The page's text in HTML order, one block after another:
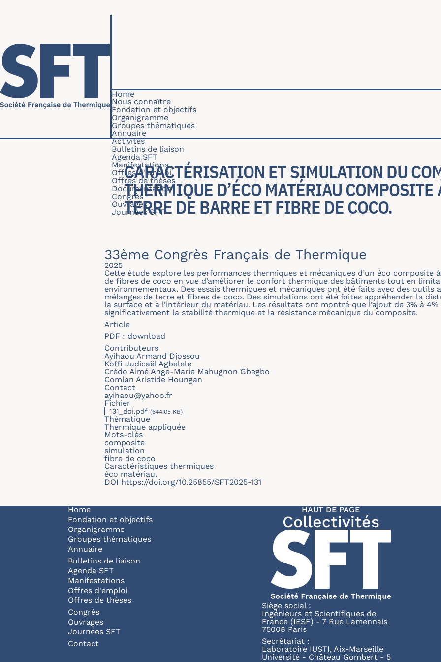
Navigation principale
Home
Nous connaître
Fondation et objectifs
Organigramme
Groupes thématiques
Annuaire
Activités
Bulletins de liaison
Agenda SFT
Manifestations
Offres d'emploi
Offres de thèses
Documentation
Congrès
Ouvrages
Journées SFT
CARACTÉRISATION ET SIMULATION DU
THERMIQUE D’ÉCO MATÉRIAU COMPOSITE
TERRE DE BARRE ET FIBRE DE COCO.
33ème Congrès Français de Thermique
2025
Cette étude explore les performances thermiques et mécaniques d’un éco composite
de fibres de coco en vue d’améliorer le confort thermique des bâtiments tout en
environnementaux. Des essais thermiques et mécaniques ont été faits avec des outils
mélanges de terre et fibres de coco. Des simulations ont été faites appréhender la
la surface et à l’intérieur du matériau. Les résultats ont montré que l’ajout de 3% à
significativement la stabilité thermique et la résistance mécanique du composite.
Article
PDF : download
Contributeurs
Ayihaou Armand Djossou
Koffi Judicaël Agbelele
Crédo Aimé Ange-Marie Mahugnon Gbegbo
Comlan Aristide Houngan
Contact
ayihaou@yahoo.fr
Fichier
131_doi.pdf (644.05 KB)
Thématique
Thermique appliquée
Mots-clés
composite
simulation
fibre de coco
Caractéristiques thermiques
éco matériau.
DOI https://doi.org/10.25855/SFT2025-131
Navigation principale
Home
Fondation et objectifs
Organigramme
Groupes thématiques
Annuaire
Bulletins de liaison
Agenda SFT
Manifestations
Offres d'emploi
Offres de thèses
Congrès
Ouvrages
Journées SFT
Pied de page
Contact
HAUT DE PAGE
Collectivités
Siège social :
Ingénieurs et Scientifiques de
France (IESF) - 7 Rue Lamennais
75008 Paris
Secrétariat :
Laboratoire IUSTI, Aix-Marseille
Université - Château Gombert - 5